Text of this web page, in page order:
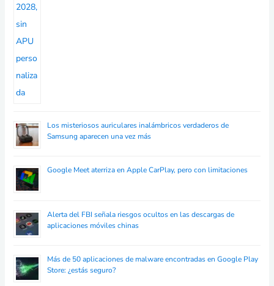
Los misteriosos auriculares inalámbricos verdaderos de
Samsung aparecen una vez más
Google Meet aterriza en Apple CarPlay, pero con limitaciones
Alerta del FBI señala riesgos ocultos en las descargas de
aplicaciones móviles chinas
Más de 50 aplicaciones de malware encontradas en Google Play
Store: ¿estás seguro?